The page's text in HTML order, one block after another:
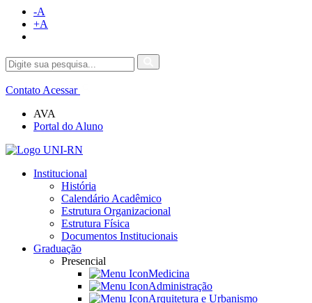
-A
+A
Contato Acessar
AVA
Portal do Aluno
Institucional
História
Calendário Acadêmico
Estrutura Organizacional
Estrutura Física
Documentos Institucionais
Graduação
Presencial
Medicina
Administração
Arquitetura e Urbanismo